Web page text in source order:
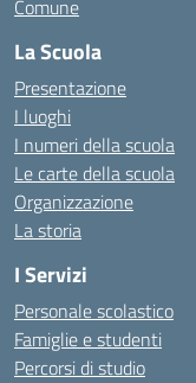
Comune
La Scuola
Presentazione
I luoghi
I numeri della scuola
Le carte della scuola
Organizzazione
La storia
I Servizi
Personale scolastico
Famiglie e studenti
Percorsi di studio